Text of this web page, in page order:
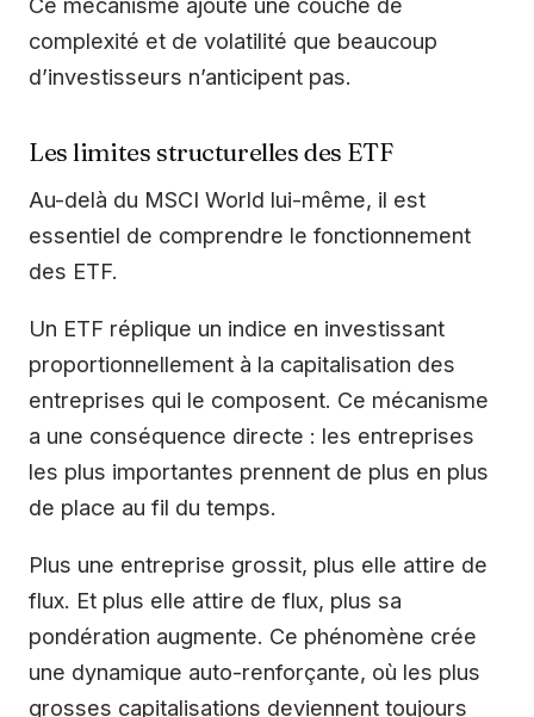
complexité et de volatilité que beaucoup
d’investisseurs n’anticipent pas.
Les limites structurelles des ETF
Au-delà du MSCI World lui-même, il est
essentiel de comprendre le fonctionnement
des ETF.
Un ETF réplique un indice en investissant
proportionnellement à la capitalisation des
entreprises qui le composent. Ce mécanisme
a une conséquence directe : les entreprises
les plus importantes prennent de plus en plus
de place au fil du temps.
Plus une entreprise grossit, plus elle attire de
flux. Et plus elle attire de flux, plus sa
pondération augmente. Ce phénomène crée
une dynamique auto-renforçante, où les plus
grosses capitalisations deviennent toujours